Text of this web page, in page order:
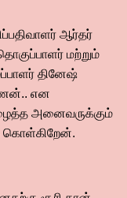
ஆர்தர்
மற்றும்
தினேஷ்
என
அனைவருக்கும்
கொள்கிறேன்.